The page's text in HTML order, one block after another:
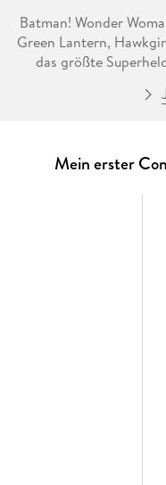
Batman! Wonder
Green Lantern,
das größte
wütenden Aquaman
Fernsehen und Kino,
in
Mein erster